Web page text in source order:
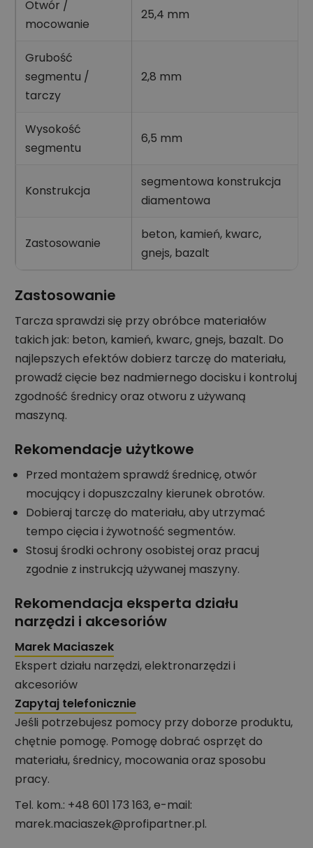
Otwór /
mocowanie
25,4 mm
Grubość
segmentu /
tarczy
2,8 mm
Wysokość
segmentu
6,5 mm
Konstrukcja
segmentowa konstrukcja
diamentowa
Zastosowanie
beton, kamień, kwarc,
gnejs, bazalt
Zastosowanie
Tarcza sprawdzi się przy obróbce materiałów
takich jak: beton, kamień, kwarc, gnejs, bazalt. Do
najlepszych efektów dobierz tarczę do materiału,
prowadź cięcie bez nadmiernego docisku i kontroluj
zgodność średnicy oraz otworu z używaną
maszyną.
Rekomendacje użytkowe
Przed montażem sprawdź średnicę, otwór
mocujący i dopuszczalny kierunek obrotów.
Dobieraj tarczę do materiału, aby utrzymać
tempo cięcia i żywotność segmentów.
Stosuj środki ochrony osobistej oraz pracuj
zgodnie z instrukcją używanej maszyny.
Rekomendacja eksperta działu
narzędzi i akcesoriów
Marek Maciaszek
Ekspert działu narzędzi, elektronarzędzi i
akcesoriów
Zapytaj telefonicznie
Jeśli potrzebujesz pomocy przy doborze produktu,
chętnie pomogę. Pomogę dobrać osprzęt do
materiału, średnicy, mocowania oraz sposobu
pracy.
Tel. kom.: +48 601 173 163, e-mail:
marek.maciaszek@profipartner.pl.